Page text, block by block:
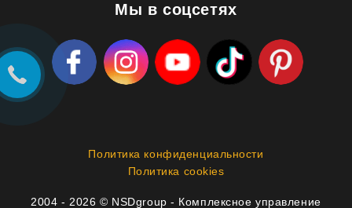
Мы в соцсетях
Политика конфиденциальности
Политика cookies
2004 - 2026 © NSDgroup - Комплексное управление